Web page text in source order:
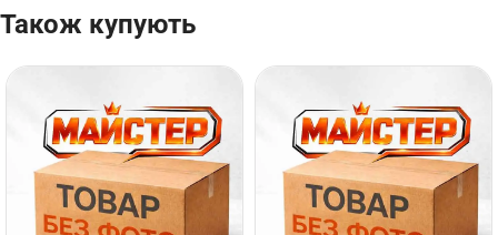
Також купують